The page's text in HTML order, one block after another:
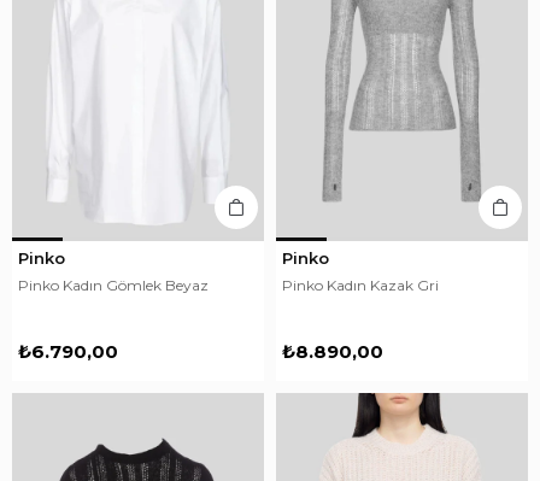
Pinko
Pinko Kadın Gömlek Beyaz
₺6.790,00
Pinko
Pinko Kadın Kazak Gri
₺8.890,00